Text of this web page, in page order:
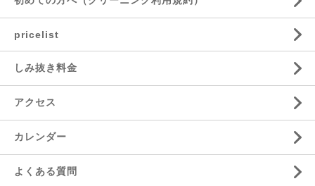
pricelist
しみ抜き料金
アクセス
カレンダー
よくある質問